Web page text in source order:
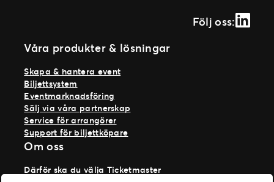
Följ oss:
Våra produkter & lösningar
Skapa & hantera event
Biljettsystem
Eventmarknadsföring
Sälj via våra partnerskap
Service för arrangörer
Support för biljettköpare
Om oss
Därför ska du välja Ticketmaster